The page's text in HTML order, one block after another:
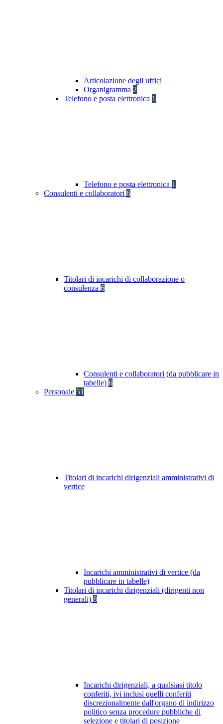
Articolazione degli uffici
Organigramma 2
Telefono e posta elettronica 1
Telefono e posta elettronica 1
Consulenti e collaboratori 6
Titolari di incarichi di collaborazione o
consulenza 6
Consulenti e collaboratori (da pubblicare in
tabelle) 6
Personale 51
Titolari di incarichi dirigenziali amministrativi di
vertice
Incarichi amministrativi di vertice (da
pubblicare in tabelle)
Titolari di incarichi dirigenziali (dirigenti non
generali) 8
Incarichi dirigenziali, a qualsiasi titolo
conferiti, ivi inclusi quelli conferiti
discrezionalmente dall'organo di indirizzo
politico senza procedure pubbliche di
selezione e titolari di posizione